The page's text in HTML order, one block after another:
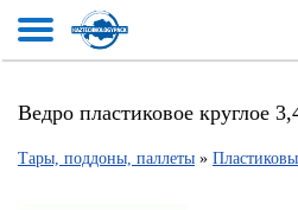
Ведро пластиковое круглое
Тары, поддоны, паллеты »